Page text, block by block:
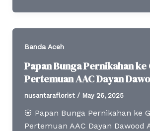
Banda Aceh
Papan Bunga Pernikahan ke
Pertemuan AAC Dayan
nusantaraflorist / May 26, 2025
🌸 Papan Bunga Pernikahan ke
Pertemuan AAC Dayan Dawood